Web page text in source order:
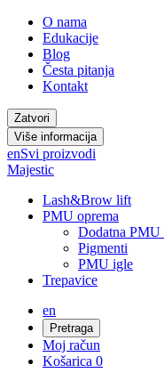
O nama
Edukacije
Blog
Česta pitanja
Kontakt
Zatvori
Više informacija
enSvi proizvodi
Majestic
Lash&Brow lift
PMU oprema
Dodatna PMU
Pigmenti
PMU igle
Trepavice
en
Pretraga
Moj račun
Košarica 0